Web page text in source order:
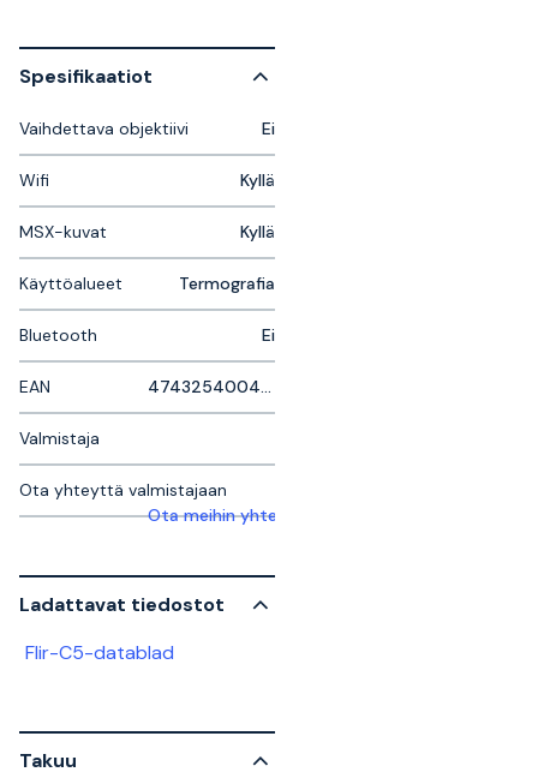
Spesifikaatiot
Vaihdettava objektiivi Ei
Wifi Kyllä
MSX-kuvat Kyllä
Käyttöalueet Termografia
Bluetooth Ei
EAN
Valmistaja
Ota yhteyttä valmistajaan
Ota meihin yhteyttä saadaksesi lisätietoja
Ladattavat tiedostot
Flir-C5-datablad
Takuu